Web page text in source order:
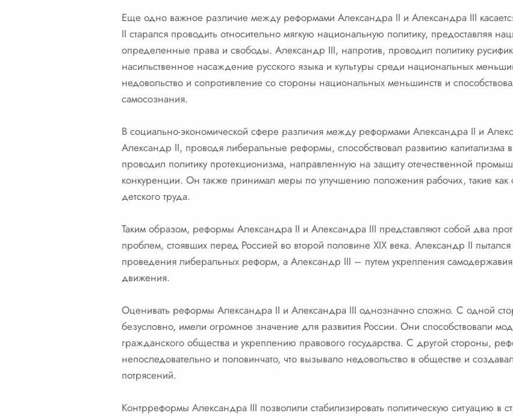
Еще одно важное различие между реформами Александра II и Александра III
II старался проводить относительно мягкую национальную политику, предоставляя
определенные права и свободы. Александр III, напротив, проводил политику
насильственное насаждение русского языка и культуры среди национальных
недовольство и сопротивление со стороны национальных меньшинств и
самосознания.
В социально-экономической сфере различия между реформами Александра II и
Александр II, проводя либеральные реформы, способствовал развитию капитализма
проводил политику протекционизма, направленную на защиту отечественной
конкуренции. Он также принимал меры по улучшению положения рабочих, такие как
детского труда.
Таким образом, реформы Александра II и Александра III представляют собой два
проблем, стоявших перед Россией во второй половине XIX века. Александр II
проведения либеральных реформ, а Александр III – путем укрепления
движения.
Оценивать реформы Александра II и Александра III однозначно сложно. С одной
безусловно, имели огромное значение для развития России. Они способствовали
гражданского общества и укреплению правового государства. С другой стороны,
непоследовательно и половинчато, что вызывало недовольство в обществе и
потрясений.
Контрреформы Александра III позволили стабилизировать политическую ситуацию в